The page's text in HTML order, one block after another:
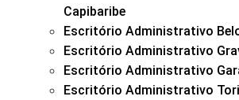
Capibaribe
Escritório Administrativo
Escritório Administrativo
Escritório Administrativo
Escritório Administrativo